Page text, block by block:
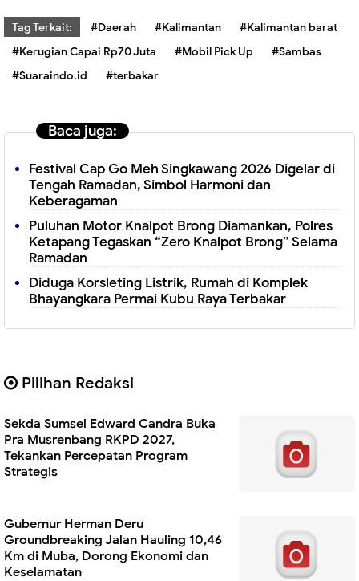
Tag Terkait: #Daerah #Kalimantan
#Kalimantan barat
#Kerugian Capai Rp70 Juta
#Mobil Pick Up
#Sambas
#Suaraindo.id
#terbakar
Baca juga:
Festival Cap Go Meh Singkawang 2026 Digelar di
Tengah Ramadan, Simbol Harmoni dan
Keberagaman
Puluhan Motor Knalpot Brong Diamankan, Polres
Ketapang Tegaskan “Zero Knalpot Brong” Selama
Ramadan
Diduga Korsleting Listrik, Rumah di Komplek
Bhayangkara Permai Kubu Raya Terbakar
Pilihan Redaksi
Sekda Sumsel Edward Candra Buka
Pra Musrenbang RKPD 2027,
Tekankan Percepatan Program
Strategis
Gubernur Herman Deru
Groundbreaking Jalan Hauling 10,46
Km di Muba, Dorong Ekonomi dan
Keselamatan